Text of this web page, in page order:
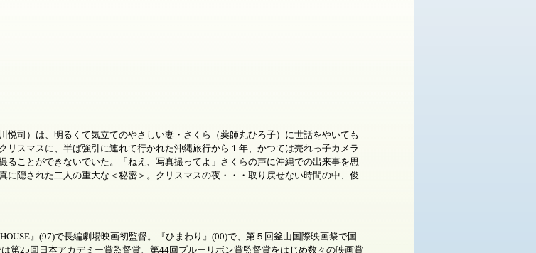
司）は、明るくて気立てのやさしい妻・さくら（薬師丸ひろ子）に世話をやいても
リスマスに、半ば強引に連れて行かれた沖縄旅行から１年、かつては売れっ子カメラ
ることができないでいた。「ねえ、写真撮ってよ」さくらの声に沖縄での出来事を思
に隠された二人の重大な＜秘密＞。クリスマスの夜・・・取り戻せない時間の中、俊
』(97)で長編劇場映画初監督。『ひまわり』(00)で、第５回釜山国際映画祭で国
第25回日本アカデミー賞監督賞、第44回ブルーリボン賞監督賞をはじめ数々の映画賞